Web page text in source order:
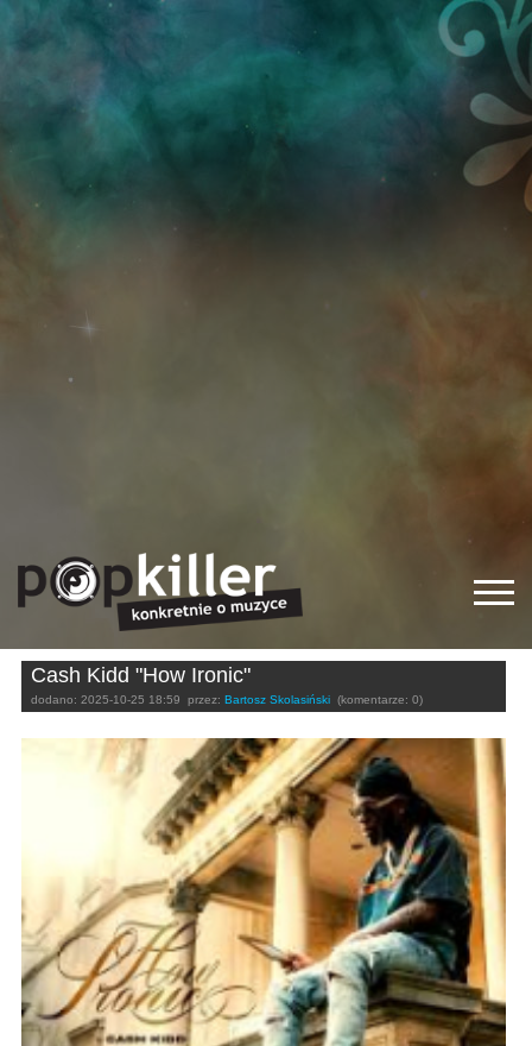
Cash Kidd "How Ironic"
dodano: 2025-10-25 18:59 przez: Bartosz Skolasiński (komentarze: 0)